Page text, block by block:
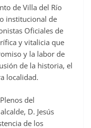
de Villa del Río
institucional de
Oficiales de
y vitalicia que
y la labor de
de la historia, el
localidad.
del
D. Jesús
de los